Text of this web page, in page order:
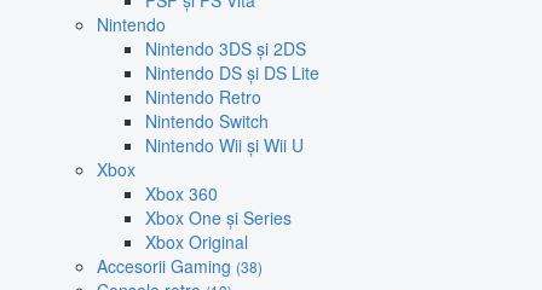
Nintendo
Nintendo 3DS și 2DS
Nintendo DS și DS Lite
Nintendo Retro
Nintendo Switch
Nintendo Wii și Wii U
Xbox
Xbox 360
Xbox One și Series
Xbox Original
Accesorii Gaming (38)